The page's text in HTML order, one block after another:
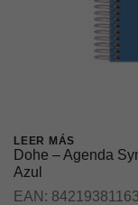
LEER MÁS
Dohe – Agenda
Azul
EAN: